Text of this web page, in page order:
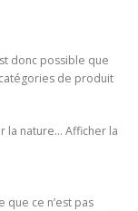
donc possible que
catégories de produit
la nature… Afficher la
que ce n’est pas